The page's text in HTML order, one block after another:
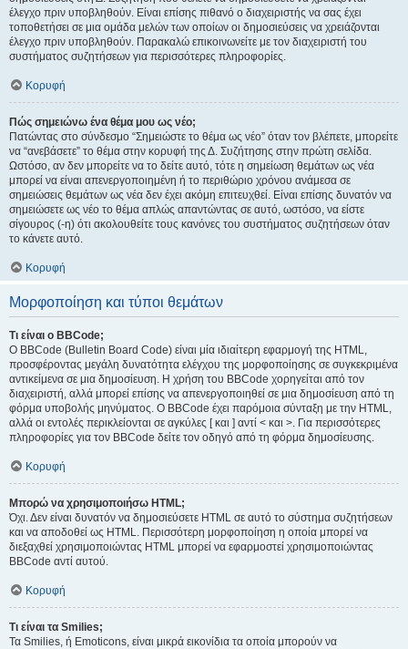
έλεγχο πριν υποβληθούν. Είναι επίσης πιθανό ο διαχειριστής να σας έχει
τοποθετήσει σε μια ομάδα μελών των οποίων οι δημοσιεύσεις να χρειάζονται
έλεγχο πριν υποβληθούν. Παρακαλώ επικοινωνείτε με τον διαχειριστή του
συστήματος συζητήσεων για περισσότερες πληροφορίες.
Κορυφή
Πώς σημειώνω ένα θέμα μου ως νέο;
Πατώντας στο σύνδεσμο “Σημειώστε το θέμα ως νέο” όταν τον βλέπετε, μπορείτε
να “ανεβάσετε” το θέμα στην κορυφή της Δ. Συζήτησης στην πρώτη σελίδα.
Ωστόσο, αν δεν μπορείτε να το δείτε αυτό, τότε η σημείωση θεμάτων ως νέα
μπορεί να είναι απενεργοποιημένη ή το περιθώριο χρόνου ανάμεσα σε
σημειώσεις θεμάτων ως νέα δεν έχει ακόμη επιτευχθεί. Είναι επίσης δυνατόν να
σημειώσετε ως νέο το θέμα απλώς απαντώντας σε αυτό, ωστόσο, να είστε
σίγουρος (-η) ότι ακολουθείτε τους κανόνες του συστήματος συζητήσεων όταν
το κάνετε αυτό.
Κορυφή
Μορφοποίηση και τύποι θεμάτων
Τι είναι ο BBCode;
Ο BBCode (Bulletin Board Code) είναι μία ιδιαίτερη εφαρμογή της HTML,
προσφέροντας μεγάλη δυνατότητα ελέγχου της μορφοποίησης σε συγκεκριμένα
αντικείμενα σε μια δημοσίευση. Η χρήση του BBCode χορηγείται από τον
διαχειριστή, αλλά μπορεί επίσης να απενεργοποιηθεί σε μια δημοσίευση από τη
φόρμα υποβολής μηνύματος. Ο BBCode έχει παρόμοια σύνταξη με την HTML,
αλλά οι εντολές περικλείονται σε αγκύλες [ και ] αντί < και >. Για περισσότερες
πληροφορίες για τον BBCode δείτε τον οδηγό από τη φόρμα δημοσίευσης.
Κορυφή
Μπορώ να χρησιμοποιήσω HTML;
Όχι. Δεν είναι δυνατόν να δημοσιεύσετε HTML σε αυτό το σύστημα συζητήσεων
και να αποδοθεί ως HTML. Περισσότερη μορφοποίηση η οποία μπορεί να
διεξαχθεί χρησιμοποιώντας HTML μπορεί να εφαρμοστεί χρησιμοποιώντας
BBCode αντί αυτού.
Κορυφή
Τι είναι τα Smilies;
Τα Smilies, ή Emoticons, είναι μικρά εικονίδια τα οποία μπορούν να